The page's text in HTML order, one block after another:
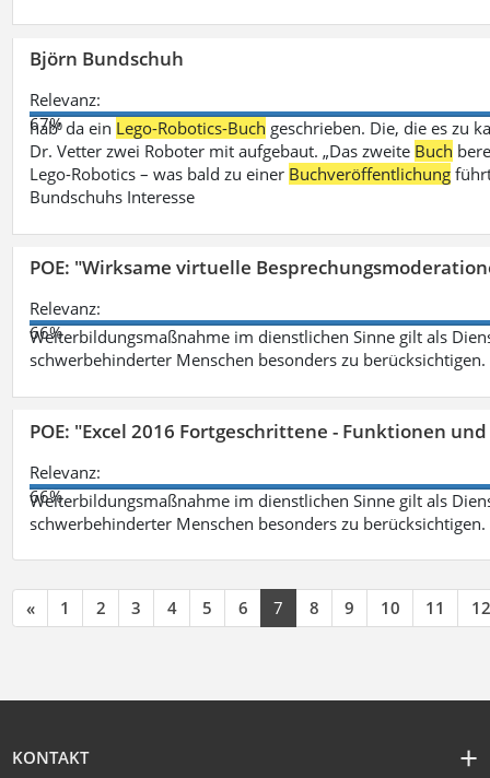
Björn Bundschuh
Relevanz:
67%
hab‘ da ein Lego-Robotics-Buch geschrieben. Die, die es zu
Dr. Vetter zwei Roboter mit aufgebaut. „Das zweite Buch
Lego-Robotics – was bald zu einer Buchveröffentlichung
Bundschuhs Interesse
POE: "Wirksame virtuelle
Relevanz:
66%
Weiterbildungsmaßnahme im dienstlichen Sinne gilt als
schwerbehinderter Menschen besonders zu berücksichtigen.
POE: "Excel 2016 Fortgeschrittene - Funktionen
Relevanz:
66%
Weiterbildungsmaßnahme im dienstlichen Sinne gilt als
schwerbehinderter Menschen besonders zu berücksichtigen.
« 1 2 3 4 5 6 7 8 9 10 11 12
KONTAKT